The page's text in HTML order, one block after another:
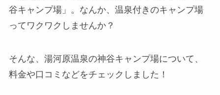
谷キャンプ場」。なんか、温泉付きのキャンプ場
ってワクワクしませんか？
そんな、湯河原温泉の神谷キャンプ場について、
料金や口コミなどをチェックしました！